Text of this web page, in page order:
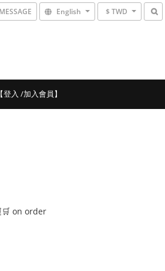
MESSAGE English $ TWD
【登入 /加入會員】
🛒 on order